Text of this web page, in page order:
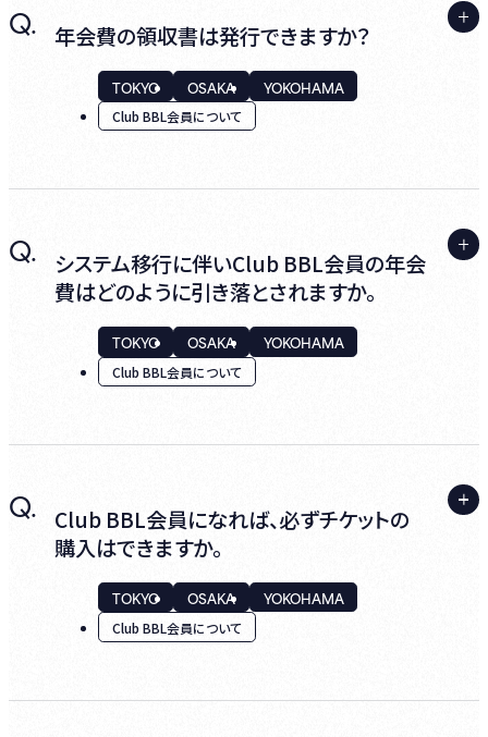
A.
ログインし、マイページ内『会員種別の変更』
からお手続きください。
次回の更新月から新しい会員種別の適応とな
り、変更後の金額で年会費の決済が行われま
Q. 年会費の領収書は発行できますか？
TOKYO OSAKA YOKOHAMA
Club BBL会員について
はい、発行可能です。
ログインし、マイページ内『購入履歴 / 年会費
決済履歴』の『詳細』より、右下の「領収書表
示」からPDFのダウンロード・印刷が可能で
す。
Q.
システム移行に伴いClub BBL会員の年会
費はどのように引き落とされますか。
TOKYO OSAKA YOKOHAMA
Club BBL会員について
● HH cross IDへの移行がまだお済みでな
い方
移行前に登録いただいたクレジットカードで
年会費が決済されます。
● HH cross IDへの移行がお済みの方
Q.
Club BBL会員になれば、必ずチケットの
購入はできますか。
TOKYO OSAKA YOKOHAMA
Club BBL会員について